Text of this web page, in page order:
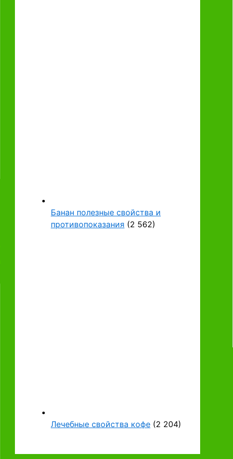
Банан полезные свойства и
противопоказания (2 562)
Лечебные свойства кофе (2 204)